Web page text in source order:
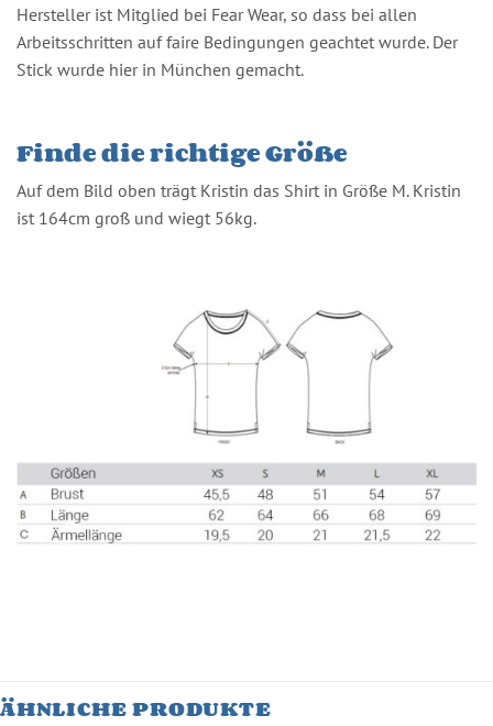
Hersteller ist Mitglied bei Fear Wear, so dass bei allen
Arbeitsschritten auf faire Bedingungen geachtet wurde. Der
Stick wurde hier in München gemacht.
Finde die richtige Größe
Auf dem Bild oben trägt Kristin das Shirt in Größe M. Kristin
ist 164cm groß und wiegt 56kg.
ÄHNLICHE PRODUKTE